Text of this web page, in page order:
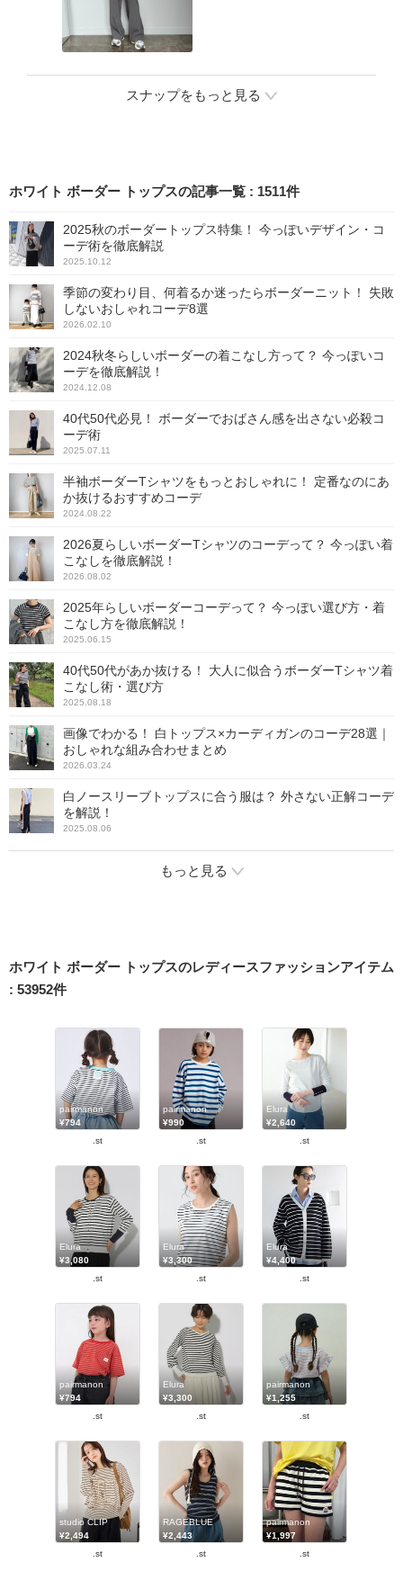
スナップをもっと見る
ホワイト ボーダー トップスの記事一覧 : 1511件
2025秋のボーダートップス特集！ 今っぽいデザイン・コ
ーデ術を徹底解説
2025.10.12
季節の変わり目、何着るか迷ったらボーダーニット！ 失敗
しないおしゃれコーデ8選
2026.02.10
2024秋冬らしいボーダーの着こなし方って？ 今っぽいコ
ーデを徹底解説！
2024.12.08
40代50代必見！ ボーダーでおばさん感を出さない必殺コ
ーデ術
2025.07.11
半袖ボーダーTシャツをもっとおしゃれに！ 定番なのにあ
か抜けるおすすめコーデ
2024.08.22
2026夏らしいボーダーTシャツのコーデって？ 今っぽい着
こなしを徹底解説！
2026.08.02
2025年らしいボーダーコーデって？ 今っぽい選び方・着
こなし方を徹底解説！
2025.06.15
40代50代があか抜ける！ 大人に似合うボーダーTシャツ着
こなし術・選び方
2025.08.18
画像でわかる！ 白トップス×カーディガンのコーデ28選｜
おしゃれな組み合わせまとめ
2026.03.24
白ノースリーブトップスに合う服は？ 外さない正解コーデ
を解説！
2025.08.06
もっと見る
ホワイト ボーダー トップスのレディースファッションアイテム
: 53952件
pairmanon
¥794
.st
pairmanon
¥990
.st
Elura
¥2,640
.st
Elura
¥3,080
.st
Elura
¥3,300
.st
Elura
¥4,400
.st
pairmanon
¥794
.st
Elura
¥3,300
.st
pairmanon
¥1,255
.st
studio CLIP
¥2,494
.st
RAGEBLUE
¥2,443
.st
pairmanon
¥1,997
.st